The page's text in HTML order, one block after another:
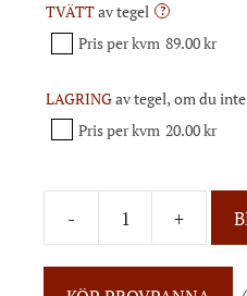
TVÄTTav tegel ?
Pris per kvm 89.00 kr
LAGRINGav tegel, om du
Pris per kvm 20.00 kr
- +